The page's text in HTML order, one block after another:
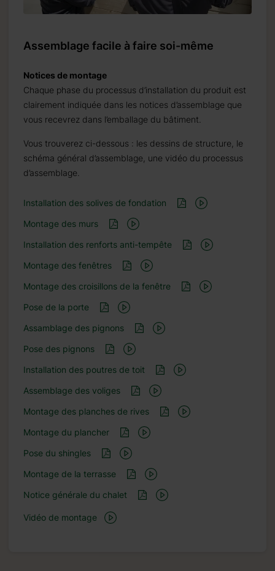
Assemblage facile à faire soi-même
Notices de montage
Chaque phase du processus d’installation du produit est
clairement indiquée dans les notices d’assemblage que
vous recevrez dans l’emballage du bâtiment.
Vous trouverez ci-dessous : les dessins de structure, le
schéma général d’assemblage, une vidéo du processus
d’assemblage.
Installation des solives de fondation
Montage des murs
Installation des renforts anti-tempête
Montage des fenêtres
Montage des croisillons de la fenêtre
Pose de la porte
Assamblage des pignons
Pose des pignons
Installation des poutres de toit
Assemblage des voliges
Montage des planches de rives
Montage du plancher
Pose du shingles
Montage de la terrasse
Notice générale du chalet
Vidéo de montage